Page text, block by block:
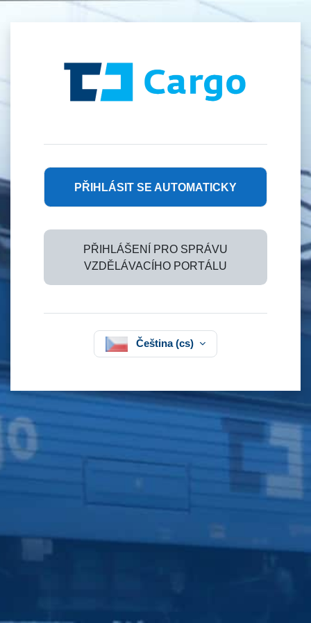
Přihlášení do
PŘIHLÁSIT SE AUTOMATICKY
PŘIHLÁŠENÍ PRO SPRÁVU
VZDĚLÁVACÍHO PORTÁLU
Čeština ‎(cs)‎